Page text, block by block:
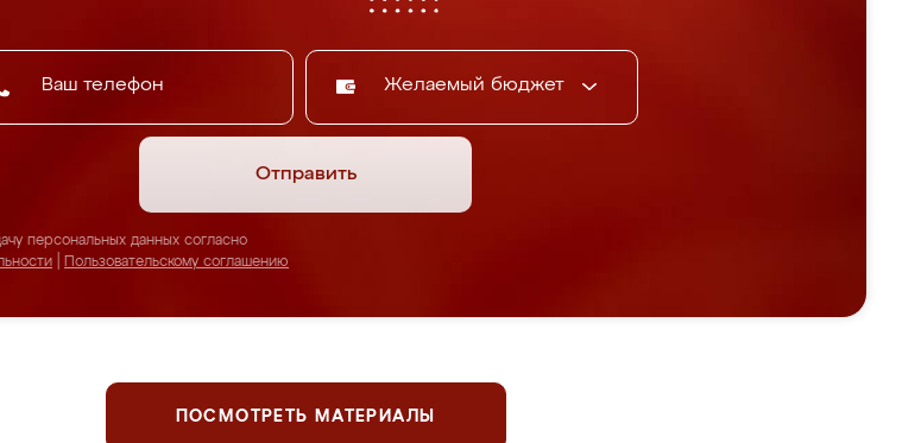
Желаемый бюджет
Отправить
персональных данных согласно
Пользовательскому соглашению
ПОСМОТРЕТЬ МАТЕРИАЛЫ